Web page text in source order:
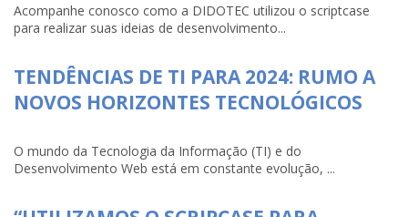
Acompanhe conosco como a DIDOTEC utilizou o scriptcase
para realizar suas ideias de desenvolvimento...
TENDÊNCIAS DE TI PARA 2024: RUMO A
NOVOS HORIZONTES TECNOLÓGICOS
O mundo da Tecnologia da Informação (TI) e do
Desenvolvimento Web está em constante evolução, ...